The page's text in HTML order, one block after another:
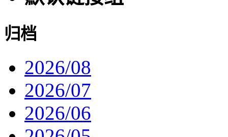
归档
2026/08
2026/07
2026/06